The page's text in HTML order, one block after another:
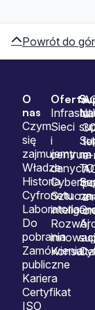
Powrót do
O
nas
Czym
się
zajmujemy
Władze
Historia
Cyfronetu
Laboratoria
Do
pobrania
Zamówienia
publiczne
Kariera
Certyfikat
ISO
Oferta
Sieci
i
centrum
danych
Rozwój
na
na
e-
z